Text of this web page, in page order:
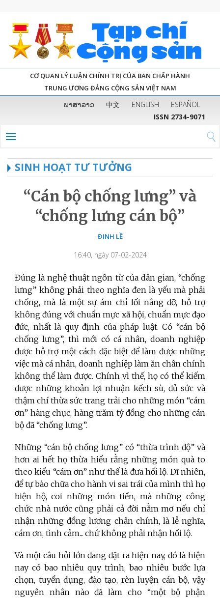
CƠ QUAN LÝ LUẬN CHÍNH TRỊ CỦA BAN CHẤP HÀNH
TRUNG ƯƠNG ĐẢNG CỘNG SẢN VIỆT NAM
ພາສາລາວ 中文 ENGLISH
ESPAÑOL
ISSN 2734-9071
SINH HOẠT TƯ TƯỞNG
“Cán bộ chống lưng” và
“chống lưng cán bộ”
ĐINH LỀ
16:40, ngày 07-02-2024
Đúng là nghệ thuật ngôn từ của dân gian, “chống
lưng” không phải theo nghĩa đen là yếu mà phải
chống, mà là một sự ám chỉ lối nâng đỡ, hỗ trợ
không đúng với chuẩn mực xã hội, chuẩn mực đạo
đức, nhất là quy định của pháp luật. Có “cán bộ
chống lưng”, thì mới có cá nhân, doanh nghiệp
được hỗ trợ một cách đặc biệt để làm được những
việc mà cá nhân, doanh nghiệp làm ăn chân chính
không thể làm được. Chính vì thế, họ có thể kiếm
được những khoản lợi nhuận kếch sù, đủ sức và
thậm chí thừa sức trang trải cho những món “cám
ơn” hàng chục, hàng trăm tỷ đồng cho những cán
bộ đã “chống lưng”.
Những “cán bộ chống lưng” có “thừa trình độ” và
hơn ai hết họ thừa hiểu rằng những món quà to
theo kiểu “cám ơn” như thế là đưa hối lộ. Dĩ nhiên,
để tự bào chữa cho hành vi sai trái của mình thì họ
biện hộ, coi những món tiền, mà những công
chức nhà nước cũng phải cả đời nằm mơ nếu chỉ
nhận những đồng lương chân chính, là lễ nghĩa,
cám ơn, tình cảm... chứ không phải nhận hối lộ.
Và một câu hỏi lớn đang đặt ra hiện nay, đó là hiện
nay có bao nhiêu quy trình, bao nhiêu bước lựa
chọn, tuyển dụng, đào tạo, rèn luyện cán bộ, vậy
nguyên nhân nào đã làm cho “một bộ phận